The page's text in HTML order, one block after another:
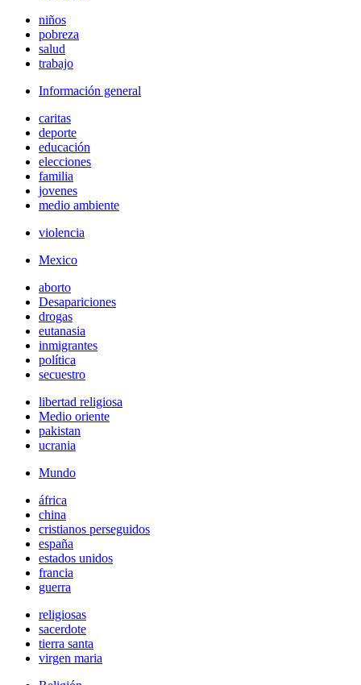
niños
pobreza
salud
trabajo
Información general
caritas
deporte
educación
elecciones
familia
jovenes
medio ambiente
violencia
Mexico
aborto
Desapariciones
drogas
eutanasia
inmigrantes
política
secuestro
libertad religiosa
Medio oriente
pakistan
ucrania
Mundo
áfrica
china
cristianos perseguidos
españa
estados unidos
francia
guerra
religiosas
sacerdote
tierra santa
virgen maria